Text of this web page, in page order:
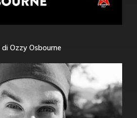
Ozzy Osbourne